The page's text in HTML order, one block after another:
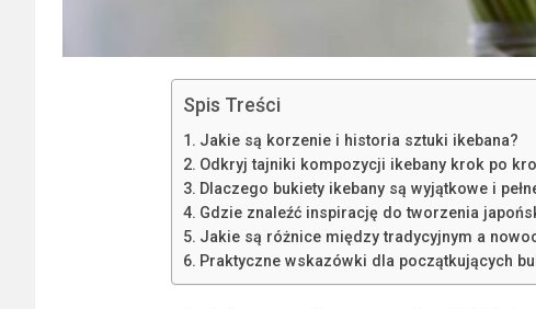
Spis Treści
Jakie są korzenie i historia sztuki ikebana?
Odkryj tajniki kompozycji ikebany krok po
Dlaczego bukiety ikebany są wyjątkowe i
Gdzie znaleźć inspirację do tworzenia
Jakie są różnice między tradycyjnym a
Praktyczne wskazówki dla początkujących